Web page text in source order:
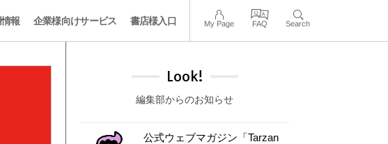
報 企業様向けサービス 書店様入口 My Page FAQ Search
Look!
編集部からのお知らせ
公式ウェブマガジン「Tarzan